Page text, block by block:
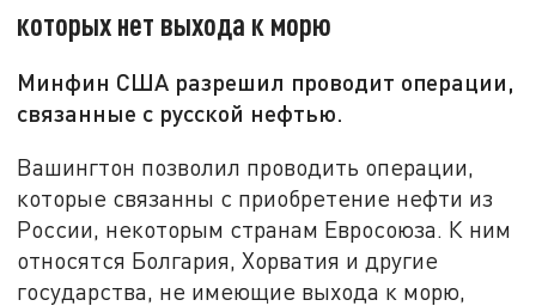
которых нет выхода к морю
Минфин США разрешил проводит операции,
связанные с русской нефтью.
Вашингтон позволил проводить операции,
которые связанны с приобретение нефти из
России, некоторым странам Евросоюза. К ним
относятся Болгария, Хорватия и другие
государства, не имеющие выхода к морю,